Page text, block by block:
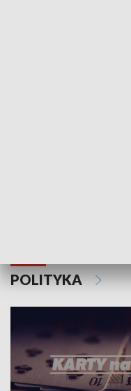
POLITYKA